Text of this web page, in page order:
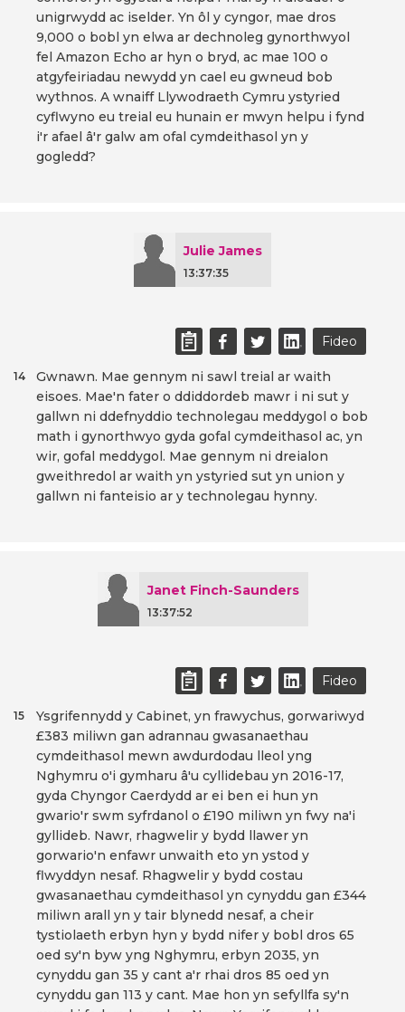
unigrwydd ac iselder. Yn ôl y cyngor, mae dros
9,000 o bobl yn elwa ar dechnoleg gynorthwyol
fel Amazon Echo ar hyn o bryd, ac mae 100 o
atgyfeiriadau newydd yn cael eu gwneud bob
wythnos. A wnaiff Llywodraeth Cymru ystyried
cyflwyno eu treial eu hunain er mwyn helpu i fynd
i'r afael â'r galw am ofal cymdeithasol yn y
gogledd?
Julie James
13:37:35
Fideo
Gwnawn. Mae gennym ni sawl treial ar waith
eisoes. Mae'n fater o ddiddordeb mawr i ni sut y
gallwn ni ddefnyddio technolegau meddygol o bob
math i gynorthwyo gyda gofal cymdeithasol ac, yn
wir, gofal meddygol. Mae gennym ni dreialon
gweithredol ar waith yn ystyried sut yn union y
gallwn ni fanteisio ar y technolegau hynny.
14
Janet Finch-Saunders
13:37:52
Fideo
Ysgrifennydd y Cabinet, yn frawychus, gorwariwyd
£383 miliwn gan adrannau gwasanaethau
cymdeithasol mewn awdurdodau lleol yng
Nghymru o'i gymharu â'u cyllidebau yn 2016-17,
gyda Chyngor Caerdydd ar ei ben ei hun yn
gwario'r swm syfrdanol o £190 miliwn yn fwy na'i
gyllideb. Nawr, rhagwelir y bydd llawer yn
gorwario'n enfawr unwaith eto yn ystod y
flwyddyn nesaf. Rhagwelir y bydd costau
gwasanaethau cymdeithasol yn cynyddu gan £344
miliwn arall yn y tair blynedd nesaf, a cheir
tystiolaeth erbyn hyn y bydd nifer y bobl dros 65
oed sy'n byw yng Nghymru, erbyn 2035, yn
cynyddu gan 35 y cant a'r rhai dros 85 oed yn
cynyddu gan 113 y cant. Mae hon yn sefyllfa sy'n
15